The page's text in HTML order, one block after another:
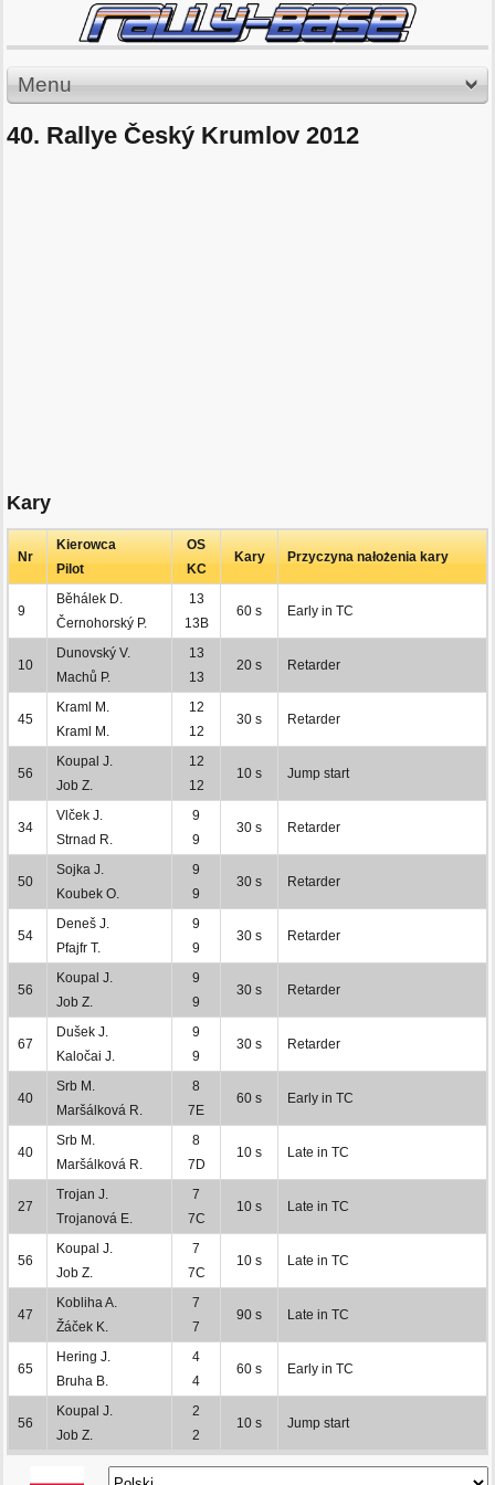
Menu
40. Rallye Český Krumlov 2012
Kary
Nr
Kierowca
Pilot
OS
KC
Kary Przyczyna nałożenia kary
9
Běhálek D.
Černohorský P.
13
13B
60 s Early in TC
10
Dunovský V.
Machů P.
13
13
20 s Retarder
45
Kraml M.
Kraml M.
12
12
30 s Retarder
56
Koupal J.
Job Z.
12
12
10 s Jump start
34
Vlček J.
Strnad R.
9
9
30 s Retarder
50
Sojka J.
Koubek O.
9
9
30 s Retarder
54
Deneš J.
Pfajfr T.
9
9
30 s Retarder
56
Koupal J.
Job Z.
9
9
30 s Retarder
67
Dušek J.
Kaločai J.
9
9
30 s Retarder
40
Srb M.
Maršálková R.
8
7E
60 s Early in TC
40
Srb M.
Maršálková R.
8
7D
10 s Late in TC
27
Trojan J.
Trojanová E.
7
7C
10 s Late in TC
56
Koupal J.
Job Z.
7
7C
10 s Late in TC
47
Kobliha A.
Žáček K.
7
7
90 s Late in TC
65
Hering J.
Bruha B.
4
4
60 s Early in TC
56
Koupal J.
Job Z.
2
2
10 s Jump start